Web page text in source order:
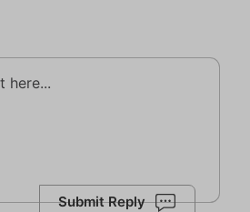
Submit Reply